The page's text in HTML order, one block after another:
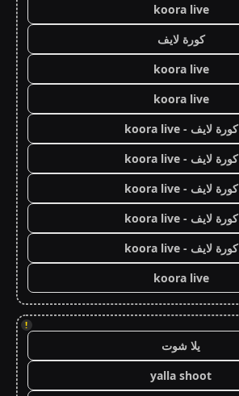
koora live
كورة لايف
koora live
koora live
كورة لايف - koora live
كورة لايف - koora live
كورة لايف - koora live
كورة لايف - koora live
كورة لايف - koora live
koora live
!
يلا شوت
yalla shoot